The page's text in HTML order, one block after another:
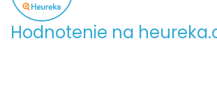
Hodnotenie na